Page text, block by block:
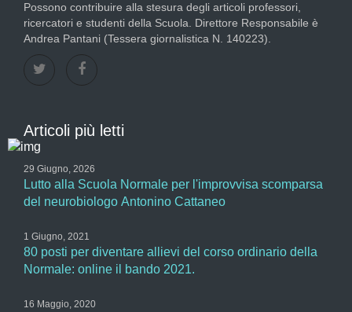
Possono contribuire alla stesura degli articoli professori,
ricercatori e studenti della Scuola. Direttore Responsabile è
Andrea Pantani (Tessera giornalistica N. 140223).
Articoli più letti
29 Giugno, 2026
Lutto alla Scuola Normale per l'improvvisa scomparsa
del neurobiologo Antonino Cattaneo
1 Giugno, 2021
80 posti per diventare allievi del corso ordinario della
Normale: online il bando 2021.
16 Maggio, 2020